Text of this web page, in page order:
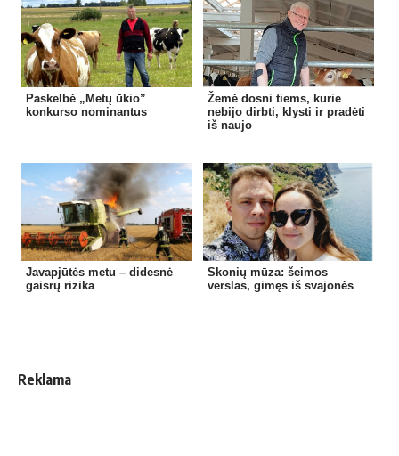
Paskelbė „Metų ūkio”
konkurso nominantus
Žemė dosni tiems, kurie
nebijo dirbti, klysti ir pradėti
iš naujo
Javapjūtės metu – didesnė
gaisrų rizika
Skonių mūza: šeimos
verslas, gimęs iš svajonės
Reklama